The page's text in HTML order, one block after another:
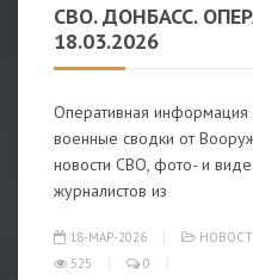
СВО. ДОНБАСС.
18.03.2026
Оперативная
военные сводки от
новости СВО, фото- и
журналистов из
18-МАР-2026
525
0